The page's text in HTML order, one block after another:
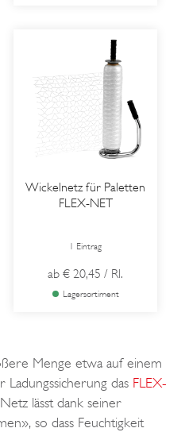
Wickelnetz für Paletten
FLEX-NET
1 Eintrag
ab € 20,45 / Rl.
Lagersortiment
Menge etwa auf einem
das FLEX-
lässt dank seiner
so dass Feuchtigkeit